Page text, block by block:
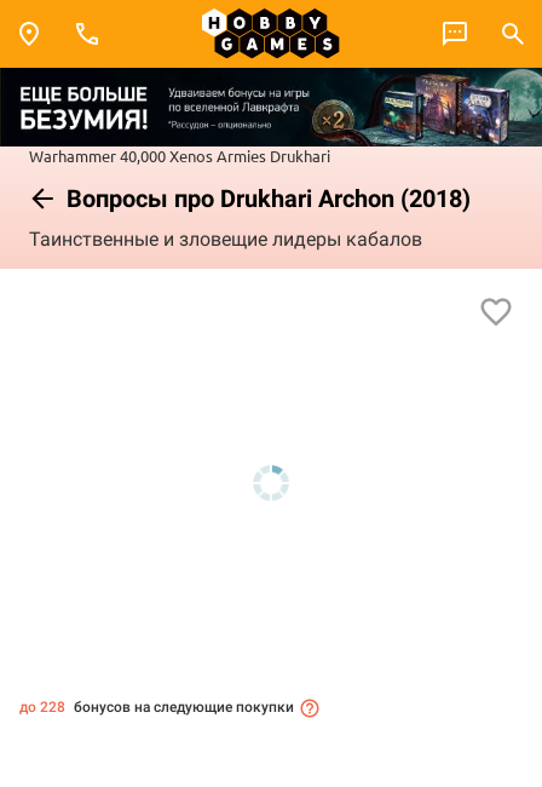
Warhammer 40,000Xenos Armies Drukhari
Вопросы про Drukhari Archon (2018)
Таинственные и зловещие лидеры кабалов
до 228 бонусов на следующие покупки